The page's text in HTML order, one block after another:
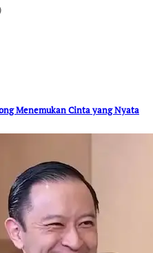
Menemukan Cinta yang Nyata